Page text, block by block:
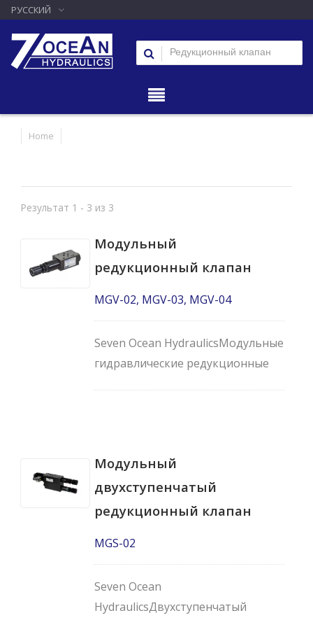
РУССКИЙ
Home
Результат 1 - 3 из 3
Модульный
редукционный клапан
MGV-02, MGV-03, MGV-04
Seven Ocean HydraulicsМодульные
гидравлические редукционные
давления, с регулировкой с
помощью ручки.
Модульный
двухступенчатый
редукционный клапан
MGS-02
Seven Ocean
HydraulicsДвухступенчатый